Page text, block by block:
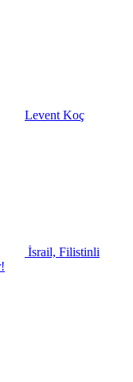
Levent Koç
İsrail, Filistinli